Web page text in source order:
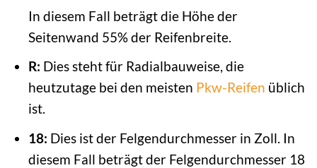
In diesem Fall beträgt die Höhe der
Seitenwand 55% der Reifenbreite.
R: Dies steht für Radialbauweise, die
heutzutage bei den meisten Pkw-Reifen üblich
ist.
18: Dies ist der Felgendurchmesser in Zoll. In
diesem Fall beträgt der Felgendurchmesser 18